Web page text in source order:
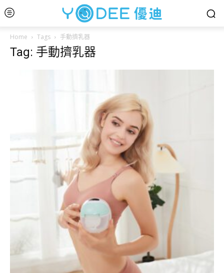
Home Tags 手動擠乳器
Tag: 手動擠乳器